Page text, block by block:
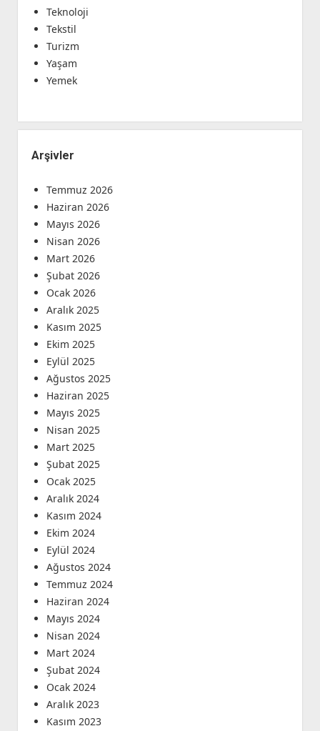
Teknoloji
Tekstil
Turizm
Yaşam
Yemek
Arşivler
Temmuz 2026
Haziran 2026
Mayıs 2026
Nisan 2026
Mart 2026
Şubat 2026
Ocak 2026
Aralık 2025
Kasım 2025
Ekim 2025
Eylül 2025
Ağustos 2025
Haziran 2025
Mayıs 2025
Nisan 2025
Mart 2025
Şubat 2025
Ocak 2025
Aralık 2024
Kasım 2024
Ekim 2024
Eylül 2024
Ağustos 2024
Temmuz 2024
Haziran 2024
Mayıs 2024
Nisan 2024
Mart 2024
Şubat 2024
Ocak 2024
Aralık 2023
Kasım 2023